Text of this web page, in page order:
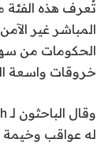
تُعرف هذه الفئة
الحكومات من
خروقات واسعة
له عواقب وخيمة